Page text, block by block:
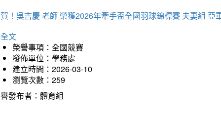
！吳吉慶 老師 榮獲2026年牽手盃全國羽球錦標賽 夫妻組 亞
文
榮譽事項：全國競賽
發佈單位：學務處
建立時間：2026-03-10
瀏覽次數：259
發布者：體育組